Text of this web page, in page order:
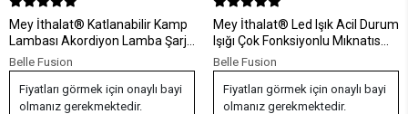
Mey İthalat® Katlanabilir Kamp
Lambası Akordiyon Lamba Şarjlı
3 Kademeli Solar Yeni Nesil
Belle Fusion
Fiyatları görmek için onaylı bayi
olmanız gerekmektedir.
Mey İthalat® Led Işık Acil Durum
Işığı Çok Fonksiyonlu Mıknatıs
Özelliği
Belle Fusion
Fiyatları görmek için onaylı bayi
olmanız gerekmektedir.